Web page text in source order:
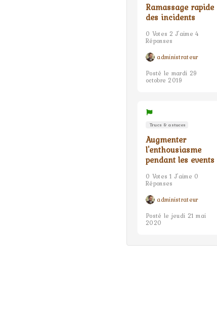
Ramassage rapide
des incidents
0 Votes 2 J'aime 4
Réponses
administrateur
Posté le mardi 29
octobre 2019
Trucs & astuces
Augmenter
l'enthousiasme
pendant les events
0 Votes 1 J'aime 0
Réponses
administrateur
Posté le jeudi 21 mai
2020